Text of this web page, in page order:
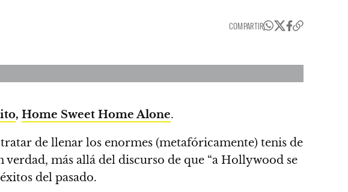
COMPARTIR
, Home Sweet Home Alone.
de llenar los enormes (metafóricamente) tenis de
verdad, más allá del discurso de que “a Hollywood se
del pasado.